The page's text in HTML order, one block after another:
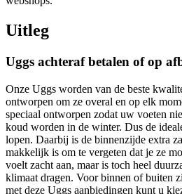
Uitleg
Uggs achteraf betalen of op
Onze Uggs worden van de beste
ontworpen om ze overal en op elk
speciaal ontworpen zodat uw voeten
koud worden in de winter. Dus de
lopen. Daarbij is de binnenzijde extra
makkelijk is om te vergeten dat je ze
voelt zacht aan, maar is toch heel
klimaat dragen. Voor binnen of buiten
met deze Uggs aanbiedingen kunt u